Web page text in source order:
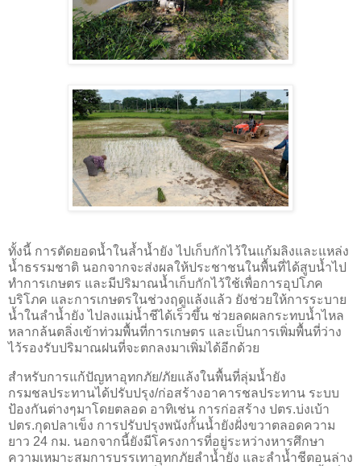
ทั้งนี้ การตัดยอดน้ำในล้ำน้ำยัง ไปเก็บกักไว้ในแก้มลิงและแหล่ง
น้ำธรรมชาติ นอกจากจะส่งผลให้ประชาชนในพื้นที่ได้สูบน้ำไป
ทำการเกษตร และมีปริมาณน้ำเก็บกักไว้ใช้เพื่อการอุปโภค
บริโภค และการเกษตรในช่วงฤดูแล้งแล้ว ยังช่วยให้การระบาย
น้ำในลำน้ำยัง ไปลงแม่น้ำชีได้เร็วขึ้น ช่วยลดผลกระทบน้ำไหล
หลากล้นตลิ่งเข้าท่วมพื้นที่การเกษตร และเป็นการเพิ่มพื้นที่ว่าง
ไว้รองรับปริมาณฝนที่จะตกลงมาเพิ่มได้อีกด้วย
สำหรับการแก้ปัญหาอุทกภัย/ภัยแล้งในพื้นที่ลุ่มน้ำยัง
กรมชลประทานได้ปรับปรุง/ก่อสร้างอาคารชลประทาน ระบบ
ป้องกันต่างๆมาโดยตลอด อาทิเช่น การก่อสร้าง ปตร.บ่งเบ้า
ปตร.กุดปลาเข็ง การปรับปรุงพนังกั้นน้ำยังฝั่งขวาตลอดความ
ยาว 24 กม. นอกจากนี้ยังมีโครงการที่อยู่ระหว่างหารศึกษา
ความเหมาะสมการบรรเทาอุทกภัยลำน้ำยัง และลำน้ำชีตอนล่าง